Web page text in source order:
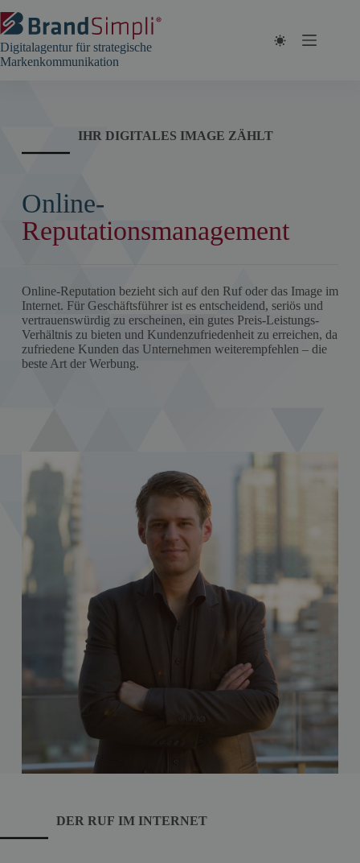
Inhalt
springen
Digitalagentur für strategische
Markenkommunikation
IHR DIGITALES IMAGE ZÄHLT
Online-
Reputationsmanagement
Online-Reputation bezieht sich auf den Ruf oder das Image im
Internet. Für Geschäftsführer ist es entscheidend, seriös und
vertrauenswürdig zu erscheinen, ein gutes Preis-Leistungs-
Verhältnis zu bieten und Kundenzufriedenheit zu erreichen, da
zufriedene Kunden das Unternehmen weiterempfehlen – die
beste Art der Werbung.
DER RUF IM INTERNET